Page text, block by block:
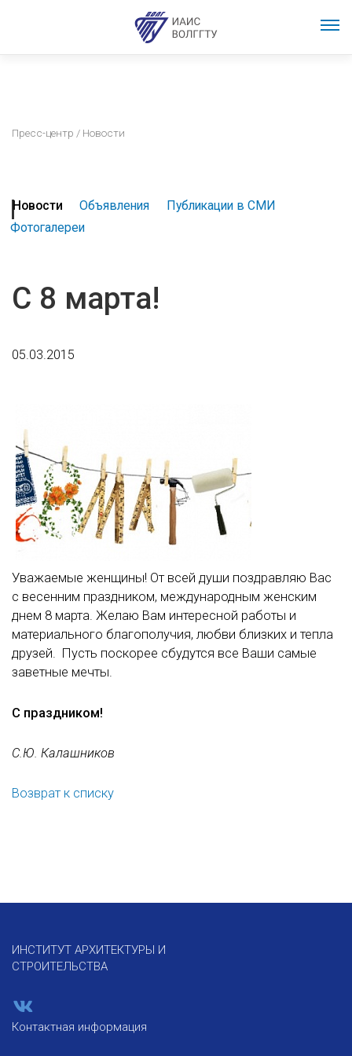
Пресс-центр / Новости
Новости Объявления
Публикации в СМИ
Фотогалереи
С 8 марта!
05.03.2015
Уважаемые женщины! От всей души поздравляю Вас
с весенним праздником, международным женским
днем 8 марта. Желаю Вам интересной работы и
материального благополучия, любви близких и тепла
друзей. Пусть поскорее сбудутся все Ваши самые
заветные мечты.
С праздником!
С.Ю. Калашников
Возврат к списку
ИНСТИТУТ АРХИТЕКТУРЫ И
СТРОИТЕЛЬСТВА
Контактная информация